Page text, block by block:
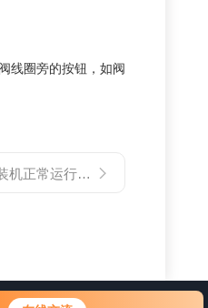
线圈旁的按钮，如阀
运行，日常清洗*